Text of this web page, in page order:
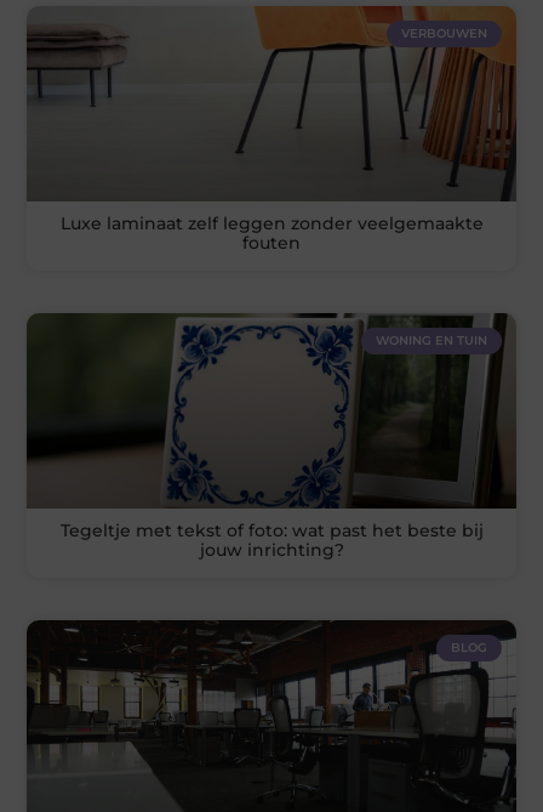
VERBOUWEN
Luxe laminaat zelf leggen zonder veelgemaakte
fouten
WONING EN TUIN
Tegeltje met tekst of foto: wat past het beste bij
jouw inrichting?
BLOG